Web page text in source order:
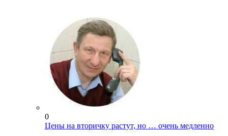
0
Цены на вторичку растут, но … очень медленно